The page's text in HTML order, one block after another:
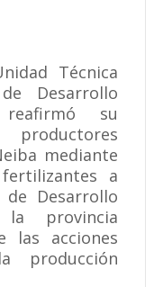
Técnica
Desarrollo
reafirmó su
mediante
a
de Desarrollo
la provincia
las acciones
producción